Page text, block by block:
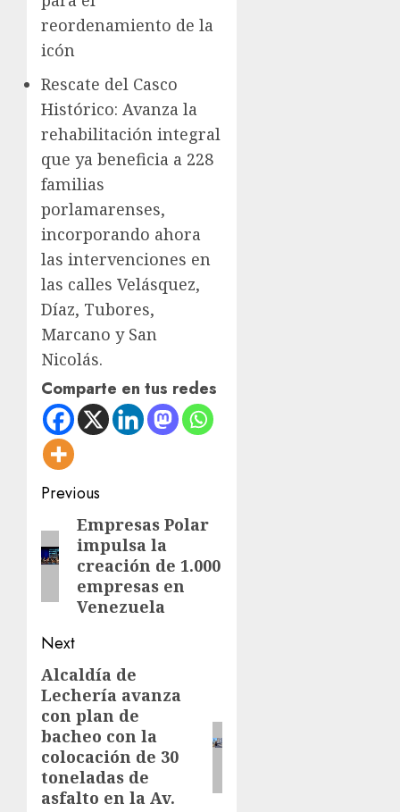
reordenamiento de la
icón
Rescate del Casco
Histórico: Avanza la
rehabilitación integral
que ya beneficia a 228
familias
porlamarenses,
incorporando ahora
las intervenciones en
las calles Velásquez,
Díaz, Tubores,
Marcano y San
Nicolás.
Comparte en tus redes
Post
navigation
Previous
Previous
post:
Empresas Polar
impulsa la
creación de 1.000
empresas en
Venezuela
Next
Next
post:
Alcaldía de
Lechería avanza
con plan de
bacheo con la
colocación de 30
toneladas de
asfalto en la Av.